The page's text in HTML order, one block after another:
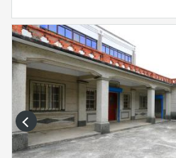
prev